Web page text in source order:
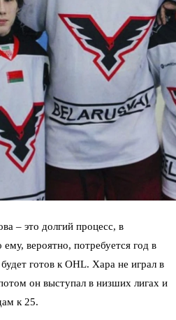
– это долгий процесс, в
вероятно, потребуется год в
готов к OHL. Хара не играл в
он выступал в низших лигах и
к 25.